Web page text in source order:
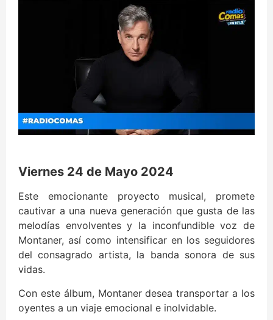
Viernes 24 de Mayo 2024
Este emocionante proyecto musical, promete
cautivar a una nueva generación que gusta de las
melodías envolventes y la inconfundible voz de
Montaner, así como intensificar en los seguidores
del consagrado artista, la banda sonora de sus
vidas.
Con este álbum, Montaner desea transportar a los
oyentes a un viaje emocional e inolvidable.